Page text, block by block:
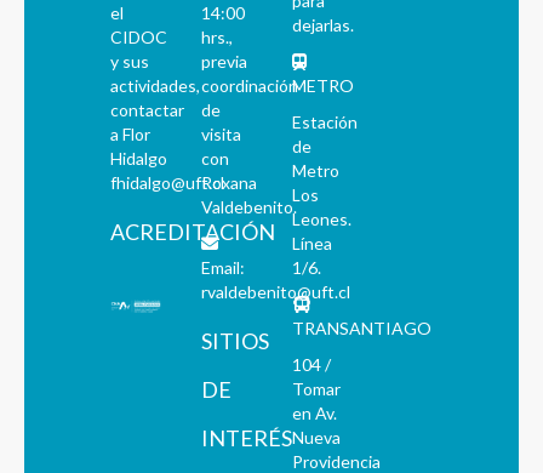
el
CIDOC
y sus
actividades,
contactar
a Flor
Hidalgo
fhidalgo@uft.cl
ACREDITACIÓN
14:00
hrs.,
previa
coordinación
de
visita
con
Roxana
Valdebenito.
Email:
rvaldebenito@uft.cl
SITIOS
DE
INTERÉS
dejarlas.
METRO
Estación
de
Metro
Los
Leones.
Línea
1/6.
TRANSANTIAGO
104 /
Tomar
en Av.
Nueva
Providencia